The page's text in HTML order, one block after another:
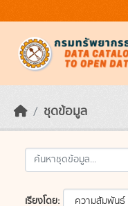
ชุดข้อมูล
เรียงโดย